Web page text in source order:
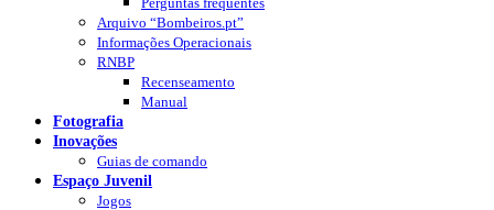
Arquivo “Bombeiros.pt”
Informações Operacionais
RNBP
Recenseamento
Manual
Fotografia
Inovações
Guias de comando
Espaço Juvenil
Jogos